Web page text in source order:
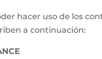
hacer uso de los
a continuación: